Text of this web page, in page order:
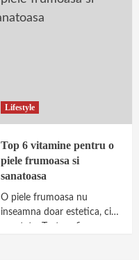
Lifestyle
Top 6 vitamine pentru o
piele frumoasa si
sanatoasa
O piele frumoasa nu
inseamna doar estetica, ci si